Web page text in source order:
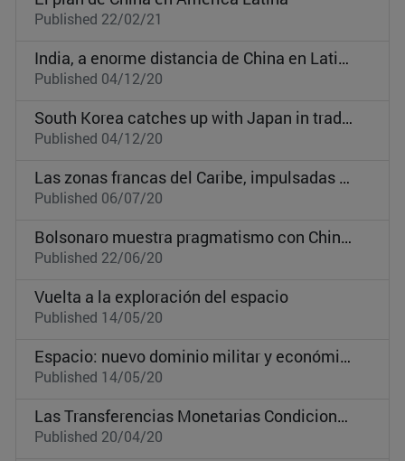
Published 22/02/21
India, a enorme distancia de China en Latinoamérica
Published 04/12/20
South Korea catches up with Japan in trade with Latin America
Published 04/12/20
Las zonas francas del Caribe, impulsadas por la 'glocalización' del Covid-19
Published 06/07/20
Bolsonaro muestra pragmatismo con China y Pekín le perdona su retórica en la pandemia
Published 22/06/20
Vuelta a la exploración del espacio
Published 14/05/20
Espacio: nuevo dominio militar y económico
Published 14/05/20
Las Transferencias Monetarias Condicionadas, ¿una herramienta desfasada en América Latina?
Published 20/04/20